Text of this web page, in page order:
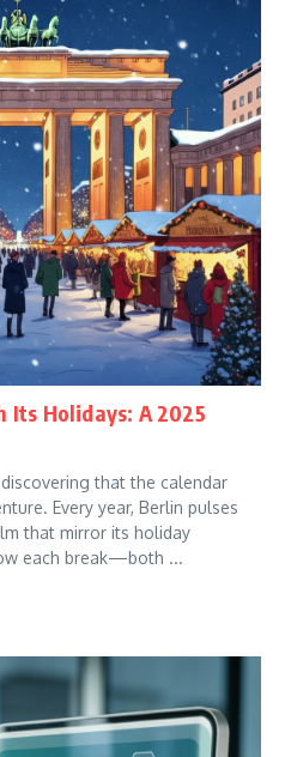
Its Holidays: A 2025
that the calendar
Every year, Berlin pulses
that mirror its holiday
each break—both ...